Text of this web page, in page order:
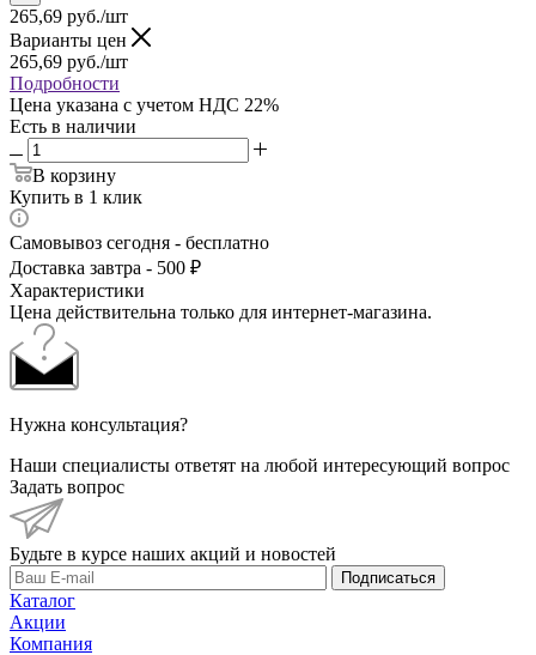
265,69 руб./шт
Варианты цен
265,69 руб./шт
Подробности
Цена указана с учетом НДС 22%
Есть в наличии
В корзину
Купить в 1 клик
Самовывоз сегодня - бесплатно
Доставка завтра - 500 ₽
Характеристики
Цена действительна только для интернет-магазина.
Нужна консультация?
Наши специалисты ответят на любой интересующий вопрос
Задать вопрос
Будьте в курсе наших акций и новостей
Подписаться
Каталог
Акции
Компания